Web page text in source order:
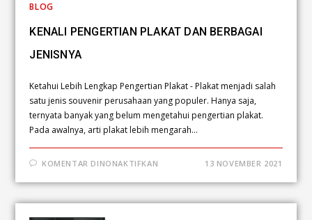
BLOG
KENALI PENGERTIAN PLAKAT DAN BERBAGAI
JENISNYA
Ketahui Lebih Lengkap Pengertian Plakat - Plakat menjadi salah
satu jenis souvenir perusahaan yang populer. Hanya saja,
ternyata banyak yang belum mengetahui pengertian plakat.
Pada awalnya, arti plakat lebih mengarah…
KOMENTAR DINONAKTIFKAN 13 NOVEMBER 2021